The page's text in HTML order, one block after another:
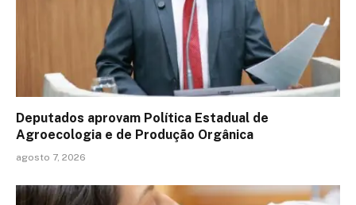
Deputados aprovam Política Estadual de
Agroecologia e de Produção Orgânica
agosto 7, 2026